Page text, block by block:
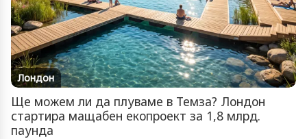
Лондон
Ще можем ли да плуваме в Темза? Лондон
стартира мащабен екопроект за 1,8 млрд.
паунда